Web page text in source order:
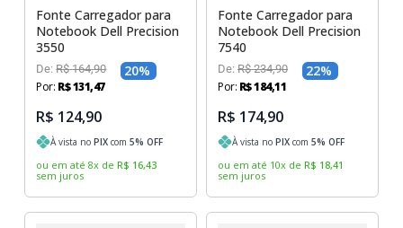
Fonte Carregador para
Notebook Dell Precision
3550
De:R$ 164,90 20%
Por: R$131,47
R$ 124,90
À vista noPIX com5% OFF
ou em até 8x de R$ 16,43
sem juros
Fonte Carregador para
Notebook Dell Precision
7540
De: R$ 234,90 22%
Por: R$184,11
R$ 174,90
À vista no PIX com 5% OFF
ou em até 10x de R$ 18,41
sem juros